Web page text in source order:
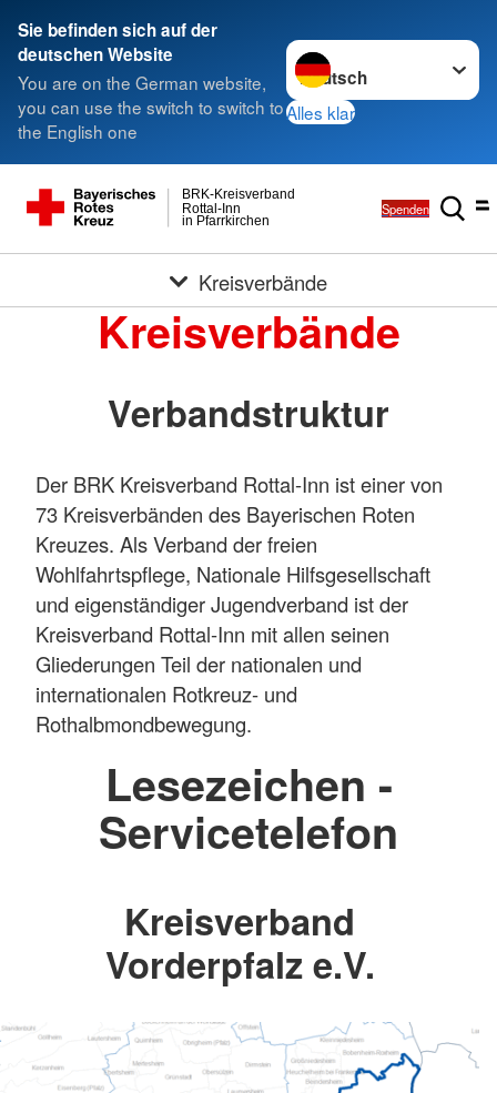
Sie befinden sich auf der
deutschen Website
You are on the German website,
you can use the switch to switch to
the English one
Sprache wechseln zu
Alles klar
in Pfarrkirchen
Rottal-Inn
BRK-Kreisverband
Spenden
Kreisverbände
Kreisverbände
Verbandstruktur
Der BRK Kreisverband Rottal-Inn ist einer von
73 Kreisverbänden des Bayerischen Roten
Kreuzes. Als Verband der freien
Wohlfahrtspflege, Nationale Hilfsgesellschaft
und eigenständiger Jugendverband ist der
Kreisverband Rottal-Inn mit allen seinen
Gliederungen Teil der nationalen und
internationalen Rotkreuz- und
Rothalbmondbewegung.
Lesezeichen -
Servicetelefon
Kreisverband
Vorderpfalz e.V.